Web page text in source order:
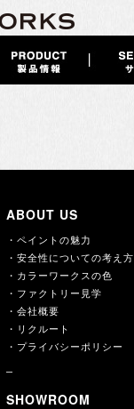
ABOUT US
・ペイントの魅力
・安全性についての考え方
・カラーワークスの色
・ファクトリー見学
・会社概要
・リクルート
・プライバシーポリシー
SHOWROOM